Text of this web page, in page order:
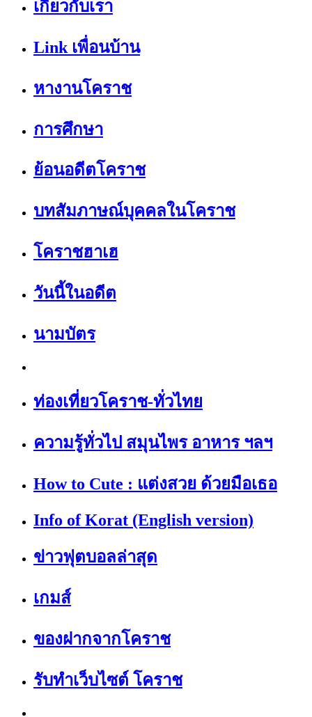
เกี่ยวกับเรา
Link เพื่อนบ้าน
หางานโคราช
การศึกษา
ย้อนอดีตโคราช
บทสัมภาษณ์บุคคลในโคราช
โคราชฮาเฮ
วันนี้ในอดีต
นามบัตร
ท่องเที่ยวโคราช-ทั่วไทย
ความรู้ทั่วไป สมุนไพร อาหาร ฯลฯ
How to Cute : แต่งสวย ด้วยมือเธอ
Info of Korat (English version)
ข่าวฟุตบอลล่าสุด
เกมส์
ของฝากจากโคราช
รับทำเว็บไซต์ โคราช